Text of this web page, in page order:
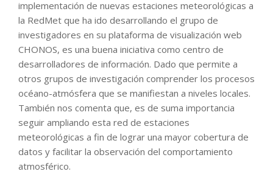
implementación de nuevas estaciones meteorológicas a
la RedMet que ha ido desarrollando el grupo de
investigadores en su plataforma de visualización web
CHONOS, es una buena iniciativa como centro de
desarrolladores de información. Dado que permite a
otros grupos de investigación comprender los procesos
océano-atmósfera que se manifiestan a niveles locales.
También nos comenta que, es de suma importancia
seguir ampliando esta red de estaciones
meteorológicas a fin de lograr una mayor cobertura de
datos y facilitar la observación del comportamiento
atmosférico.